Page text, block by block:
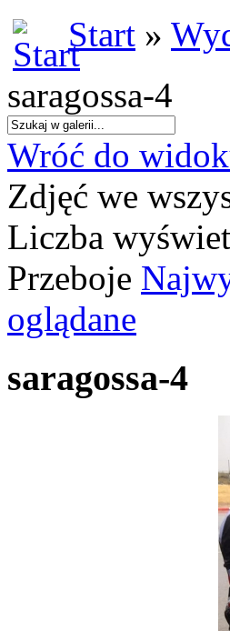
Start »
saragossa-4
Wróć do
Zdjęć we
Liczba
Przeboje
oglądane
saragossa-4